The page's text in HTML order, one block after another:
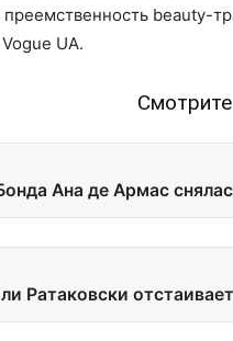
преемственность beauty-
UA.
Ана де Армас
Ратаковски